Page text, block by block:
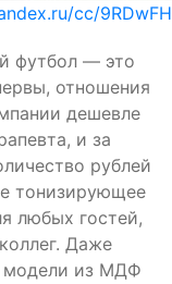
cc/9RDwFH
футбол — это
отношения
дешевле
и за
рублей
тонизирующее
любых гостей,
Даже
из МДФ